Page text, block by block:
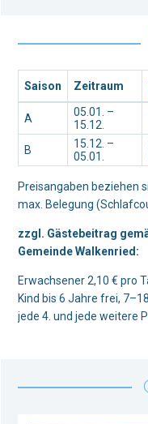
Saison Zeitraum
A
05.01. –
15.12.
B
15.12. –
05.01.
Preisangaben beziehen
max. Belegung
zzgl. Gästebeitrag
Gemeinde Walkenried:
Erwachsener 2,10 € pro
Kind bis 6 Jahre frei,
jede 4. und jede weitere